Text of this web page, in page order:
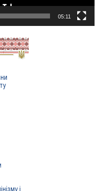
05:11